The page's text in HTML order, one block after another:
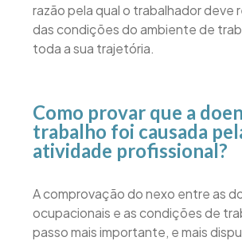
razão pela qual o trabalhador deve
das condições do ambiente de
toda a sua trajetória.
Como provar que a
trabalho foi causada
atividade profissional?
A comprovação do nexo entre as
ocupacionais e as condições de
passo mais importante, e mais